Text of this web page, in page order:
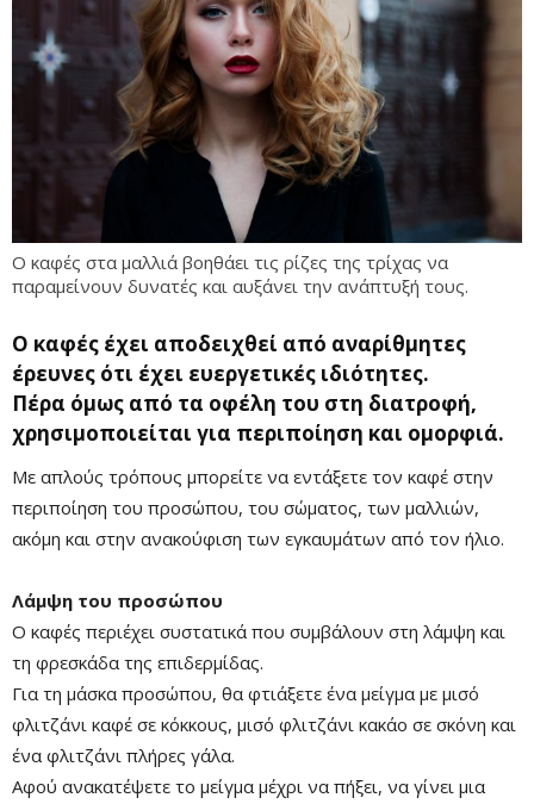
O καφές στα μαλλιά βοηθάει τις ρίζες της τρίχας να
παραμείνουν δυνατές και αυξάνει την ανάπτυξή τους.
Ο καφές έχει αποδειχθεί από αναρίθμητες
έρευνες ότι έχει ευεργετικές ιδιότητες.
Πέρα όμως από τα οφέλη του στη διατροφή,
χρησιμοποιείται για περιποίηση και ομορφιά.
Με απλούς τρόπους μπορείτε να εντάξετε τον καφέ στην
περιποίηση του προσώπου, του σώματος, των μαλλιών,
ακόμη και στην ανακούφιση των εγκαυμάτων από τον ήλιο.
Mute
Λάμψη του προσώπου
Ο καφές περιέχει συστατικά που συμβάλουν στη λάμψη και
τη φρεσκάδα της επιδερμίδας.
Για τη μάσκα προσώπου, θα φτιάξετε ένα μείγμα με μισό
φλιτζάνι καφέ σε κόκκους, μισό φλιτζάνι κακάο σε σκόνη και
ένα φλιτζάνι πλήρες γάλα.
Αφού ανακατέψετε το μείγμα μέχρι να πήξει, να γίνει μια